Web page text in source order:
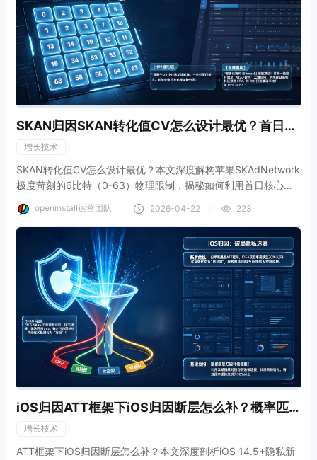
SKAN归因SKAN转化值CV怎么设计最优？首日
增长技术
SKAN转化值CV怎么设计最优？本文深度解构苹果SKAdNetwork
极度苛刻的6比特（0-63）物理限制，揭秘如何利用首日核心事
件聚合与LTV映射模型，在极窄的数据通道内榨干归因价值。结
合openinstall转化值动态配置底座，帮助数据团队构建高阶位掩
码CV矩阵，将iOS买量ROI预测准确率硬核拉升至89.3%，彻底破
解盲投黑盒。
openinstall运营团队 2026-04-22 223
iOS归因ATT框架下iOS归因断层怎么补？概率匹
增长技术
ATT框架下iOS归因断层怎么补？本文深度剖析iOS 14.5+隐私新